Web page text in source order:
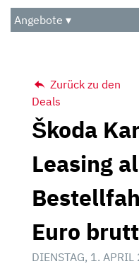
Audio
Das Beste
Angebote ▾
Zurück zu den
Deals
Škoda
Leasing
Euro
DIENSTAG, 1.